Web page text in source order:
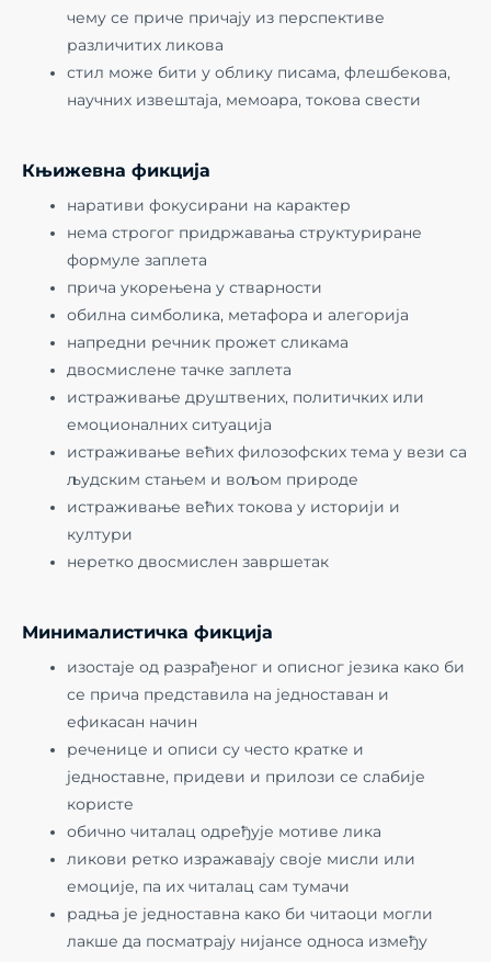
чему се приче причају из перспективе
различитих ликова
стил може бити у облику писама, флешбекова,
научних извештаја, мемоара, токова свести
Књижевна фикција
наративи фокусирани на карактер
нема строгог придржавања структуриране
формуле заплета
прича укорењена у стварности
обилна симболика, метафора и алегорија
напредни речник прожет сликама
двосмислене тачке заплета
истраживање друштвених, политичких или
емоционалних ситуација
истраживање већих филозофских тема у вези са
људским стањем и вољом природе
истраживање већих токова у историји и
култури
неретко двосмислен завршетак
Минималистичка фикција
изостаје од разрађеног и описног језика како би
се прича представила на једноставан и
ефикасан начин
реченице и описи су често кратке и
једноставне, придеви и прилози се слабије
користе
обично читалац одређује мотиве лика
ликови ретко изражавају своје мисли или
емоције, па их читалац сам тумачи
радња је једноставна како би читаоци могли
лакше да посматрају нијансе односа између